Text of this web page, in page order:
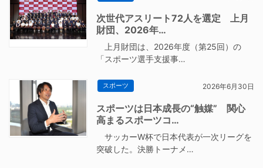
次世代アスリート72人を選定 上月
財団、2026年…
上月財団は、2026年度（第25回）の
「スポーツ選手支援事…
スポーツ 2026年6月30日
スポーツは日本成長の“触媒” 関心
高まるスポーツコ…
サッカーW杯で日本代表が一次リーグを
突破した。決勝トーナメ…